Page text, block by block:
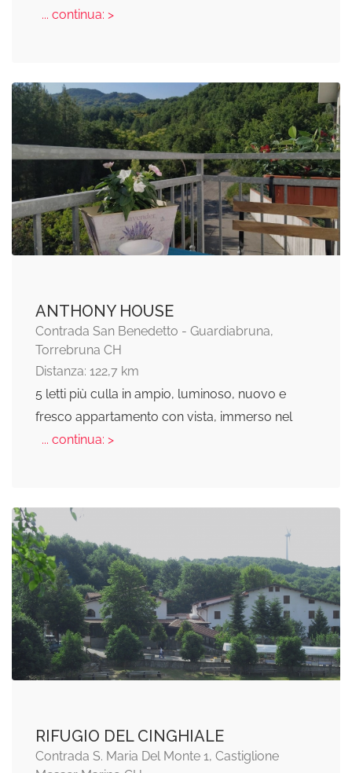
... continua: >
ANTHONY HOUSE
Contrada San Benedetto - Guardiabruna,
Torrebruna CH
Distanza: 122,7 km
5 letti più culla in ampio, luminoso, nuovo e
fresco appartamento con vista, immerso nel
... continua: >
RIFUGIO DEL CINGHIALE
Contrada S. Maria Del Monte 1, Castiglione